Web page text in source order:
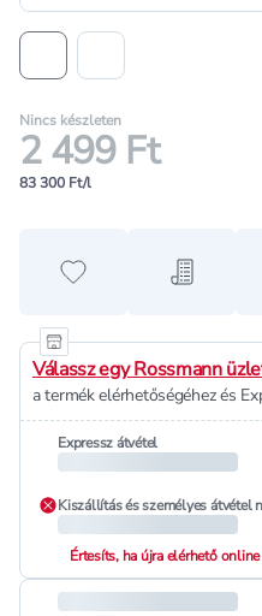
Nincs készleten
2 499 Ft
83 300 Ft/l
Hozzáadás a
Válassz egy Rossmann
a termék elérhetőségéhez és
Expressz átvétel
Kiszállítás és személyes átvétel
Értesíts, ha újra elérhető online